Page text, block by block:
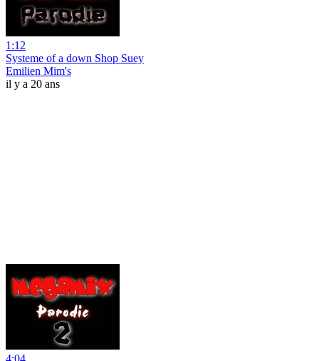
1:12
Systeme of a down Shop Suey
Emilien Mim's
il y a 20 ans